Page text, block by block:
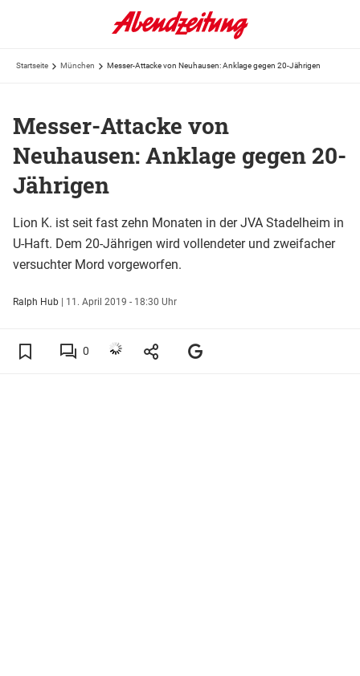
Startseite München Messer-Attacke von Neuhausen: Anklage gegen 20-Jährigen
Messer-Attacke von
Neuhausen: Anklage gegen 20-
Jährigen
Lion K. ist seit fast zehn Monaten in der JVA Stadelheim in
U-Haft. Dem 20-Jährigen wird vollendeter und zweifacher
versuchter Mord vorgeworfen.
Ralph Hub | 11. April 2019 - 18:30 Uhr
0